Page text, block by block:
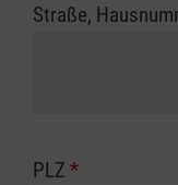
Straße,
PLZ *